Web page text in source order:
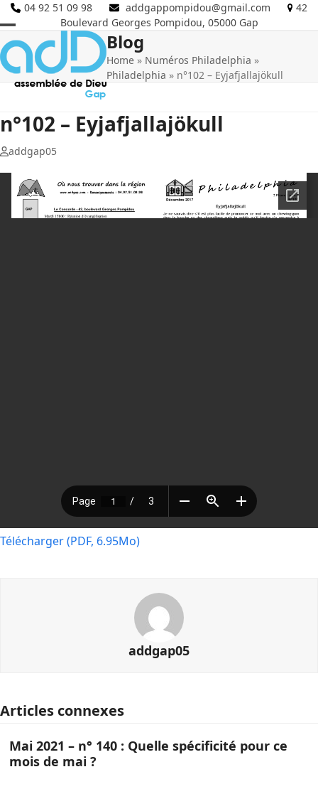
Skip
to
content
04 92 51 09 98 addgappompidou@gmail.com
42
Boulevard Georges Pompidou, 05000 Gap
Open
mobile
menu
Close
mobile
menu
Blog
Home » Numéros Philadelphia »
Philadelphia » n°102 – Eyjafjallajökull
n°102 – Eyjafjallajökull
addgap05
Télécharger (PDF, 6.95Mo)
addgap05
Articles connexes
Mai 2021 – n° 140 : Quelle spécificité pour ce
mois de mai ?